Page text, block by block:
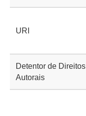
URI
Detentor de Direitos
Autorais